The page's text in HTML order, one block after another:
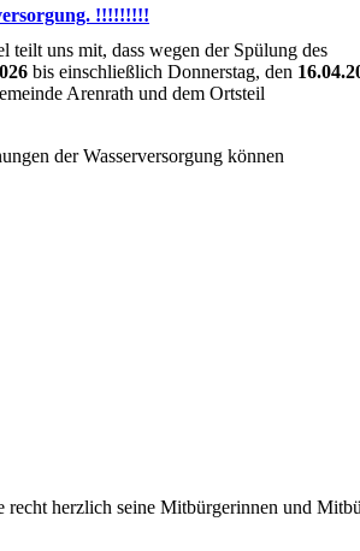
!!!!!!!!!
uns mit, dass wegen der Spülung des
bis einschließlich Donnerstag, den
Arenrath und dem Ortsteil
der Wasserversorgung können
recht herzlich seine Mitbürgerinnen und